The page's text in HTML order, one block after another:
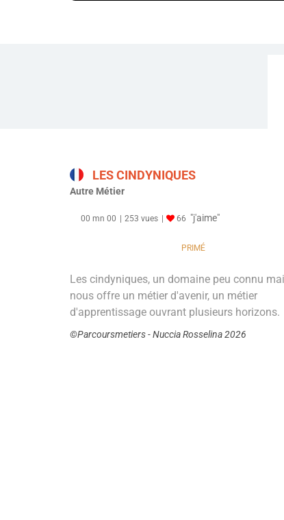
LES CINDYNIQUES
Autre Métier
00 mn 00 253 vues 66 "j'aime"
PRIMÉ
Les cindyniques, un domaine peu connu
nous offre un métier d'avenir, un métier
d'apprentissage ouvrant plusieurs horizons.
©Parcoursmetiers - Nuccia Rosselina 2026